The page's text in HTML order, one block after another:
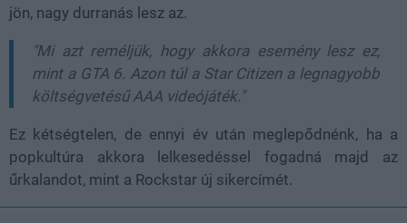
jön, nagy durranás lesz az.
"Mi azt reméljük, hogy akkora esemény lesz ez,
mint a GTA 6. Azon túl a Star Citizen a legnagyobb
költségvetésű AAA videójáték."
Ez kétségtelen, de ennyi év után meglepődnénk, ha a
popkultúra akkora lelkesedéssel fogadná majd az
űrkalandot, mint a Rockstar új sikercímét.